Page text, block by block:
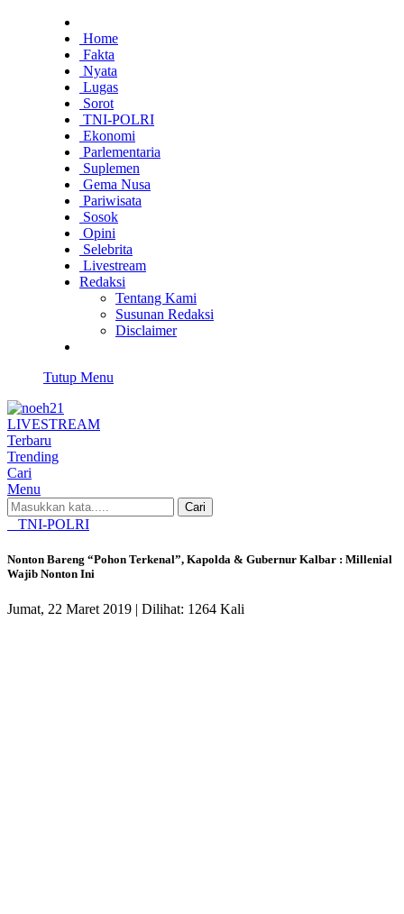
Home
Fakta
Nyata
Lugas
Sorot
TNI-POLRI
Ekonomi
Parlementaria
Suplemen
Gema Nusa
Pariwisata
Sosok
Opini
Selebrita
Livestream
Redaksi
Tentang Kami
Susunan Redaksi
Disclaimer
Tutup Menu
LIVESTREAM
Terbaru
Trending
Cari
Menu
Cari
TNI-POLRI
Nonton Bareng “Pohon Terkenal”, Kapolda & Gubernur Kalbar : Millenial
Wajib Nonton Ini
Jumat, 22 Maret 2019 | Dilihat: 1264 Kali